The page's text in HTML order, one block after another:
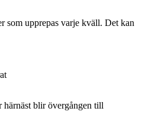
som upprepas varje kväll. Det kan
härnäst blir övergången till